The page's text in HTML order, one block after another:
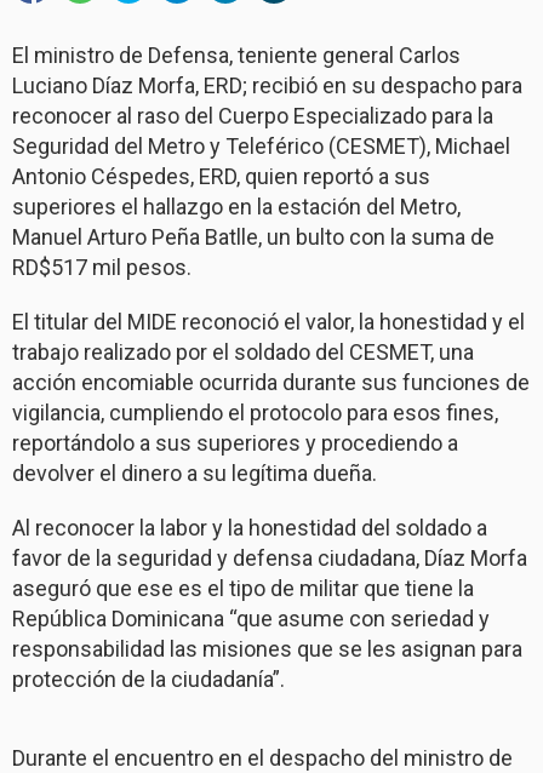
El ministro de Defensa, teniente general Carlos
Luciano Díaz Morfa, ERD; recibió en su despacho para
reconocer al raso del Cuerpo Especializado para la
Seguridad del Metro y Teleférico (CESMET), Michael
Antonio Céspedes, ERD, quien reportó a sus
superiores el hallazgo en la estación del Metro,
Manuel Arturo Peña Batlle, un bulto con la suma de
RD$517 mil pesos.
El titular del MIDE reconoció el valor, la honestidad y el
trabajo realizado por el soldado del CESMET, una
acción encomiable ocurrida durante sus funciones de
vigilancia, cumpliendo el protocolo para esos fines,
reportándolo a sus superiores y procediendo a
devolver el dinero a su legítima dueña.
Al reconocer la labor y la honestidad del soldado a
favor de la seguridad y defensa ciudadana, Díaz Morfa
aseguró que ese es el tipo de militar que tiene la
República Dominicana “que asume con seriedad y
responsabilidad las misiones que se les asignan para
protección de la ciudadanía”.
Durante el encuentro en el despacho del ministro de